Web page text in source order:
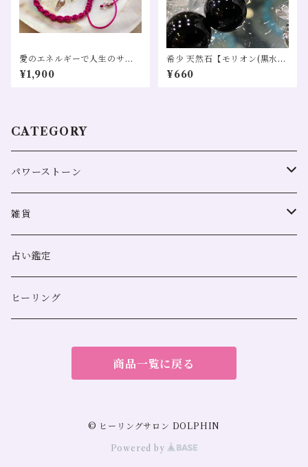
愛のエネルギーで人生のサポ
ート マゼンタ 水晶 編み込みブ
レス
¥1,900
希少 天然石【モリオン(黒水
晶)】直径10㎜ １粒売り
¥660
CATEGORY
パワーストーン
全体運
恋愛
金運
雑貨
浄化用
スマッジングミスト
占い鑑定
ヒーリング
商品一覧に戻る
© ヒーリングサロン DOLPHIN
Powered by